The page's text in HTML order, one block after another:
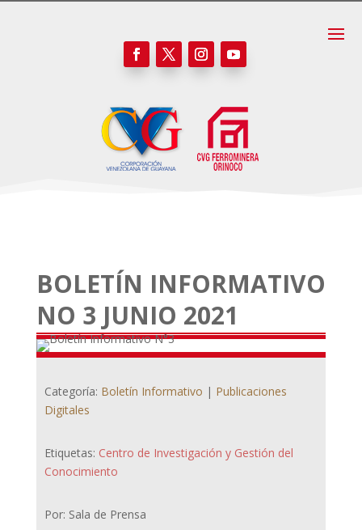
BOLETÍN INFORMATIVO
NO 3 JUNIO 2021
Categoría: Boletín Informativo | Publicaciones
Digitales
Etiquetas: Centro de Investigación y Gestión del
Conocimiento
Por: Sala de Prensa